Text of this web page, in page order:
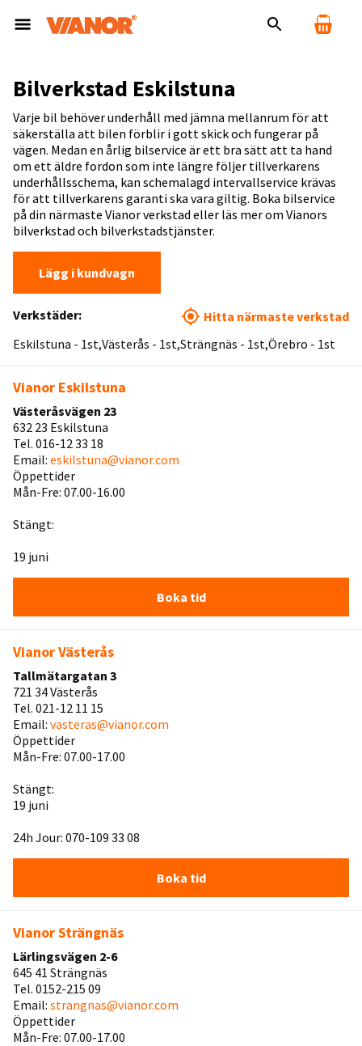
Bilverkstad Eskilstuna
Varje bil behöver underhåll med jämna mellanrum för att
säkerställa att bilen förblir i gott skick och fungerar på
vägen. Medan en årlig bilservice är ett bra sätt att ta hand
om ett äldre fordon som inte längre följer tillverkarens
underhållsschema, kan schemalagd intervallservice krävas
för att tillverkarens garanti ska vara giltig. Boka bilservice
på din närmaste Vianor verkstad eller läs mer om Vianors
bilverkstad och bilverkstadstjänster.
Lägg i kundvagn
Verkstäder:
Eskilstuna - 1st Västerås - 1st Strängnäs - 1st Örebro - 1st
Hitta närmaste verkstad
Vianor Eskilstuna
Västeråsvägen 23
632 23 Eskilstuna
Tel. 016-12 33 18
Email: eskilstuna@vianor.com
Öppettider
Mån-Fre: 07.00-16.00
Stängt:
19 juni
Boka tid
Vianor Västerås
Tallmätargatan 3
721 34 Västerås
Tel. 021-12 11 15
Email: vasteras@vianor.com
Öppettider
Mån-Fre: 07.00-17.00
Stängt:
19 juni
24h Jour: 070-109 33 08
Boka tid
Vianor Strängnäs
Lärlingsvägen 2-6
645 41 Strängnäs
Tel. 0152-215 09
Email: strangnas@vianor.com
Öppettider
Mån-Fre: 07.00-17.00